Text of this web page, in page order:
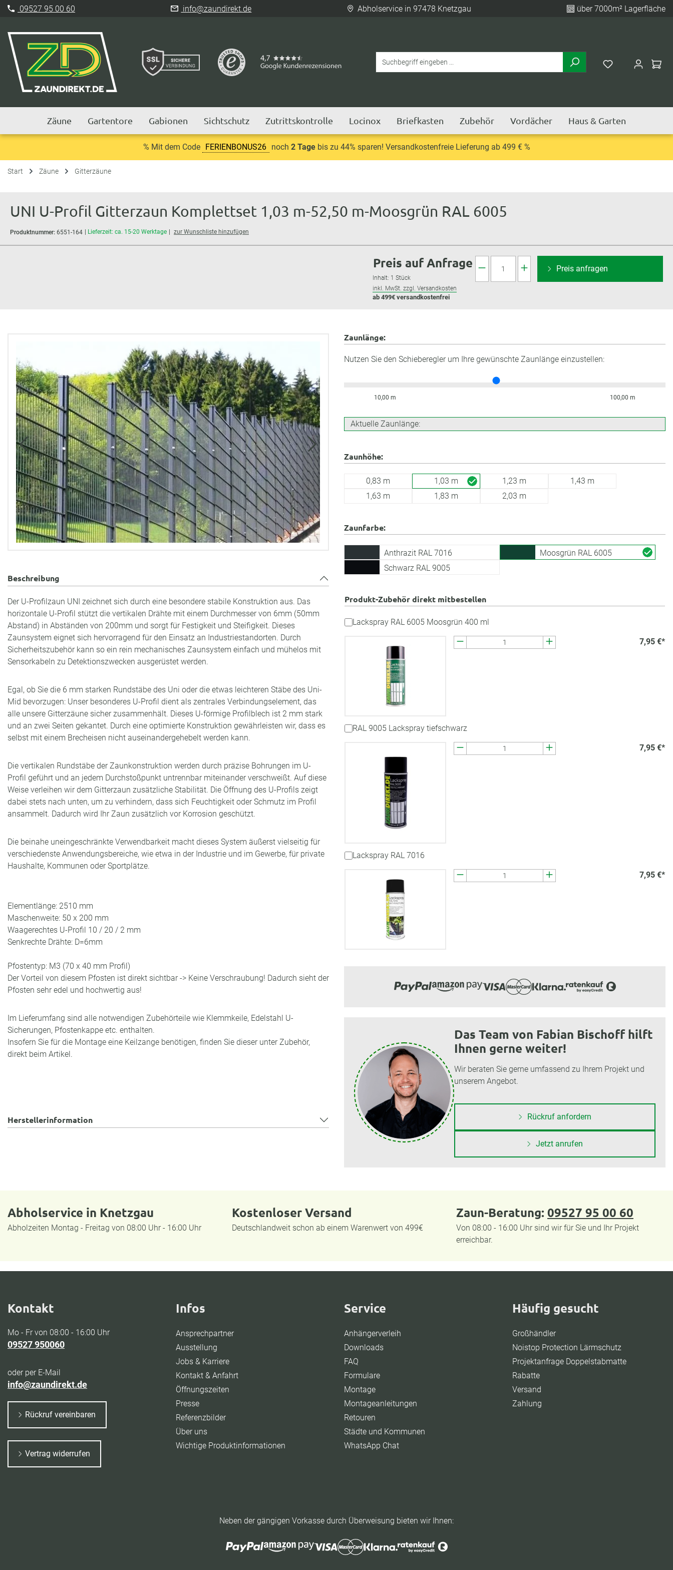
09527 95 00 60 info@zaundirekt.de Abholservice in 97478 Knetzgau über 7000m² Lagerfläche
Zäune Gartentore Gabionen Sichtschutz Zutrittskontrolle Locinox Briefkasten Zubehör Vordächer Haus & Garten
% Mit dem Code FERIENBONUS26 noch 2 Tagebis zu 44% sparen! Versandkostenfreie Lieferung ab 499 € %
Start Zäune Gitterzäune
UNI U-Profil Gitterzaun Komplettset 1,03 m-52,50 m-Moosgrün RAL 6005
Produktnummer: 6551-164 Lieferzeit: ca. 15-20 Werktage zur Wunschliste hinzufügen
Preis auf Anfrage
Inhalt: 1 Stück
inkl. MwSt. zzgl. Versandkosten
ab 499€ versandkostenfrei
Preis anfragen
Beschreibung
Der U-Profilzaun UNI zeichnet sich durch eine besondere stabile Konstruktion aus. Das
horizontale U-Profil stützt die vertikalen Drähte mit einem Durchmesser von 6mm (50mm
Abstand) in Abständen von 200mm und sorgt für Festigkeit und Steifigkeit. Dieses
Zaunsystem eignet sich hervorragend für den Einsatz an Industriestandorten. Durch
Sicherheitszubehör kann so ein rein mechanisches Zaunsystem einfach und mühelos mit
Sensorkabeln zu Detektionszwecken ausgerüstet werden.
Egal, ob Sie die 6 mm starken Rundstäbe des Uni oder die etwas leichteren Stäbe des Uni-
Mid bevorzugen: Unser besonderes U-Profil dient als zentrales Verbindungselement, das
alle unsere Gitterzäune sicher zusammenhält. Dieses U-förmige Profilblech ist 2 mm stark
und an zwei Seiten gekantet. Durch eine optimierte Konstruktion gewährleisten wir, dass es
selbst mit einem Brecheisen nicht auseinandergehebelt werden kann.
Die vertikalen Rundstäbe der Zaunkonstruktion werden durch präzise Bohrungen im U-
Profil geführt und an jedem Durchstoßpunkt untrennbar miteinander verschweißt. Auf diese
Weise verleihen wir dem Gitterzaun zusätzliche Stabilität. Die Öffnung des U-Profils zeigt
dabei stets nach unten, um zu verhindern, dass sich Feuchtigkeit oder Schmutz im Profil
ansammelt. Dadurch wird Ihr Zaun zusätzlich vor Korrosion geschützt.
Die beinahe uneingeschränkte Verwendbarkeit macht dieses System äußerst vielseitig für
verschiedenste Anwendungsbereiche, wie etwa in der Industrie und im Gewerbe, für private
Haushalte, Kommunen oder Sportplätze.
Elementlänge: 2510 mm
Maschenweite: 50 x 200 mm
Waagerechtes U-Profil 10 / 20 / 2 mm
Senkrechte Drähte: D=6mm
Pfostentyp: M3 (70 x 40 mm Profil)
Der Vorteil von diesem Pfosten ist direkt sichtbar -> Keine Verschraubung! Dadurch sieht der
Pfosten sehr edel und hochwertig aus!
Im Lieferumfang sind alle notwendigen Zubehörteile wie Klemmkeile, Edelstahl U-
Sicherungen, Pfostenkappe etc. enthalten.
Insofern Sie für die Montage eine Keilzange benötigen, finden Sie dieser unter Zubehör,
direkt beim Artikel.
Herstellerinformation
Zaunlänge:
Nutzen Sie den Schieberegler um Ihre gewünschte Zaunlänge einzustellen:
Aktuelle Zaunlänge:
10,00 m 100,00 m
Zaunhöhe:
0,83 m 1,03 m 1,23 m
1,43 m
1,63 m
1,83 m 2,03 m
Zaunfarbe:
Anthrazit RAL 7016
Moosgrün RAL 6005
Schwarz RAL 9005
Produkt-Zubehör direkt mitbestellen
Lackspray RAL 6005 Moosgrün 400 ml
7,95 €*
RAL 9005 Lackspray tiefschwarz
7,95 €*
Lackspray RAL 7016
7,95 €*
Das Team von Fabian Bischoff hilft
Ihnen gerne weiter!
Wir beraten Sie gerne umfassend zu Ihrem Projekt und
unserem Angebot.
Rückruf anfordern
Jetzt anrufen
Abholservice in Knetzgau
Abholzeiten Montag - Freitag von 08:00 Uhr - 16:00 Uhr
Kostenloser Versand
Deutschlandweit schon ab einem Warenwert von 499€
Zaun-Beratung: 09527 95 00 60
Von 08:00 - 16:00 Uhr sind wir für Sie und Ihr Projekt
erreichbar.
Kontakt
Mo - Fr von 08:00 - 16:00 Uhr
09527 950060
oder per E-Mail
info@zaundirekt.de
Rückruf vereinbaren
Vertrag widerrufen
Infos
Ansprechpartner
Ausstellung
Jobs & Karriere
Kontakt & Anfahrt
Öffnungszeiten
Presse
Referenzbilder
Über uns
Wichtige Produktinformationen
Service
Anhängerverleih
Downloads
FAQ
Formulare
Montage
Montageanleitungen
Retouren
Städte und Kommunen
WhatsApp Chat
Häufig gesucht
Großhändler
Noistop Protection Lärmschutz
Projektanfrage Doppelstabmatte
Rabatte
Versand
Zahlung
Neben der gängigen Vorkasse durch Überweisung bieten wir Ihnen: